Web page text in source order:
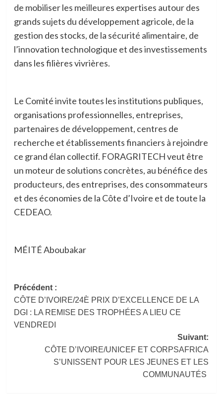
de mobiliser les meilleures expertises autour des
grands sujets du développement agricole, de la
gestion des stocks, de la sécurité alimentaire, de
l’innovation technologique et des investissements
dans les filières vivrières.
Le Comité invite toutes les institutions publiques,
organisations professionnelles, entreprises,
partenaires de développement, centres de
recherche et établissements financiers à rejoindre
ce grand élan collectif. FORAGRITECH veut être
un moteur de solutions concrètes, au bénéfice des
producteurs, des entreprises, des consommateurs
et des économies de la Côte d’Ivoire et de toute la
CEDEAO.
MÉITÉ Aboubakar
Navigation
d’article
Précédent :
CÔTE D’IVOIRE/24È PRIX D’EXCELLENCE DE LA
DGI : LA REMISE DES TROPHÉES A LIEU CE
VENDREDI
Suivant:
CÔTE D’IVOIRE/UNICEF ET CORPSAFRICA
S’UNISSENT POUR LES JEUNES ET LES
COMMUNAUTÉS